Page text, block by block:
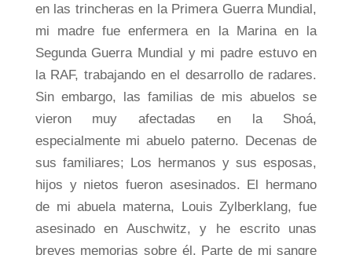
en las trincheras en la Primera Guerra Mundial,
mi madre fue enfermera en la Marina en la
Segunda Guerra Mundial y mi padre estuvo en
la RAF, trabajando en el desarrollo de radares.
Sin embargo, las familias de mis abuelos se
vieron muy afectadas en la Shoá,
especialmente mi abuelo paterno. Decenas de
sus familiares; Los hermanos y sus esposas,
hijos y nietos fueron asesinados. El hermano
de mi abuela materna, Louis Zylberklang, fue
asesinado en Auschwitz, y he escrito unas
breves memorias sobre él, Parte de mi sangre